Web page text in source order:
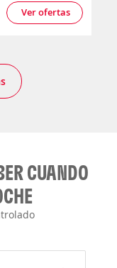
Ver ofertas
CUANDO